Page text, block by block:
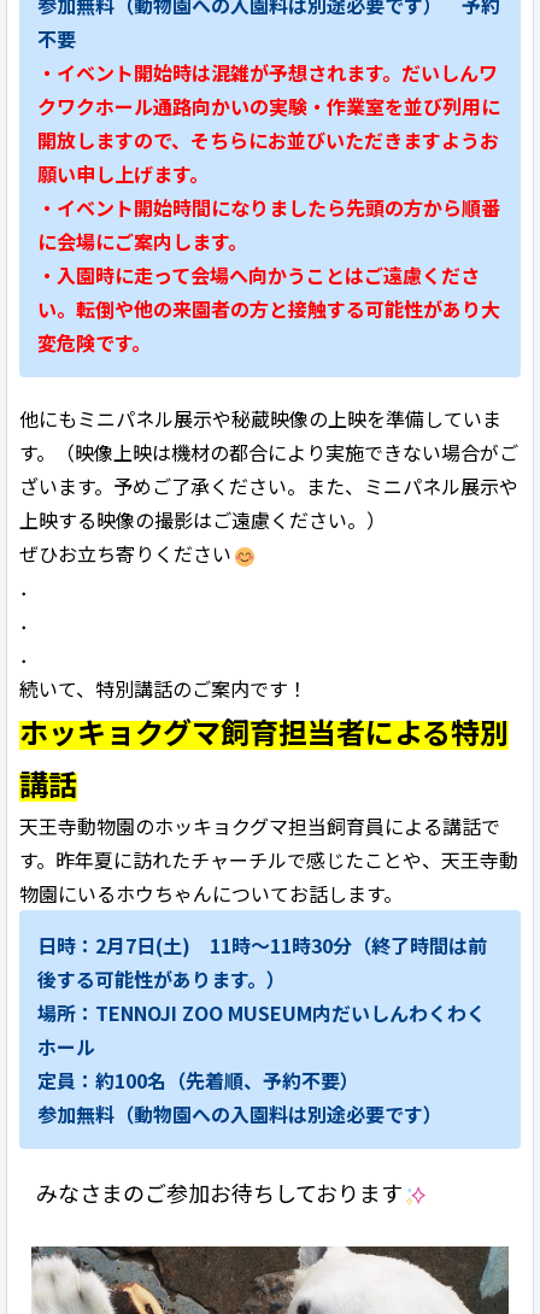
不要
・イベント開始時は混雑が予想されます。だいしんワ
クワクホール通路向かいの実験・作業室を並び列用に
開放しますので、そちらにお並びいただきますようお
願い申し上げます。
・イベント開始時間になりましたら先頭の方から順番
に会場にご案内します。
・入園時に走って会場へ向かうことはご遠慮くださ
い。転倒や他の来園者の方と接触する可能性があり大
変危険です。
他にもミニパネル展示や秘蔵映像の上映を準備していま
す。（映像上映は機材の都合により実施できない場合がご
ざいます。予めご了承ください。また、ミニパネル展示や
上映する映像の撮影はご遠慮ください。）
ぜひお立ち寄りください
．
．
．
続いて、特別講話のご案内です！
ホッキョクグマ飼育担当者による特別
講話
天王寺動物園のホッキョクグマ担当飼育員による講話で
す。昨年夏に訪れたチャーチルで感じたことや、天王寺動
物園にいるホウちゃんについてお話します。
日時：2月7日(土) 11時～11時30分（終了時間は前
後する可能性があります。）
場所： TENNOJI ZOO MUSEUM内だいしんわくわく
ホール
定員：約100名（先着順、予約不要）
参加無料（動物園への入園料は別途必要です）
みなさまのご参加お待ちしております